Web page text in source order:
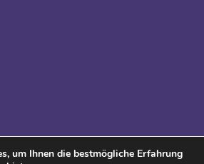
byBlauzweig
um Ihnen die bestmögliche Erfahrung